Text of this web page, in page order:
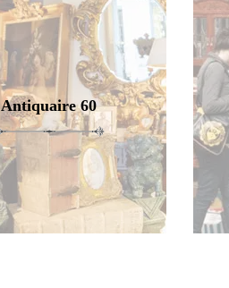
Antiquaire 60